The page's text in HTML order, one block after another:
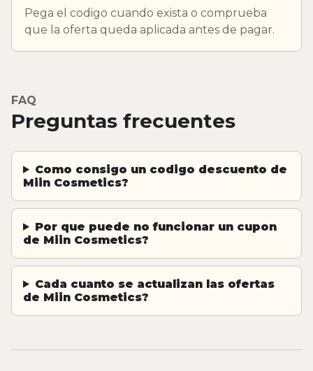
Pega el codigo cuando exista o comprueba
que la oferta queda aplicada antes de pagar.
FAQ
Preguntas frecuentes
Como consigo un codigo descuento de
Miin Cosmetics?
Por que puede no funcionar un cupon
de Miin Cosmetics?
Cada cuanto se actualizan las ofertas
de Miin Cosmetics?